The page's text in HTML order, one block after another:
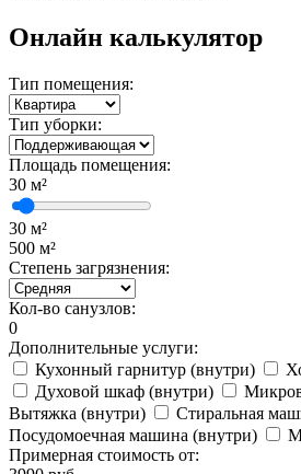
Онлайн калькулятор
Тип помещения:
Тип уборки:
Площадь помещения:
30 м²
30 м²
500 м²
Степень загрязнения:
Кол-во санузлов:
0
Дополнительные услуги:
Кухонный гарнитур (внутри)
Духовой шкаф (внутри)
Вытяжка (внутри)
Стиральная
Посудомоечная машина (внутри)
Примерная стоимость от: